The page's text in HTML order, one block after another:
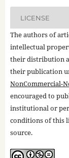
LICENSE
The authors of
intellectual
their distribution
their publication
NonCommercial-
encouraged to
institutional or
conditions of this
source.